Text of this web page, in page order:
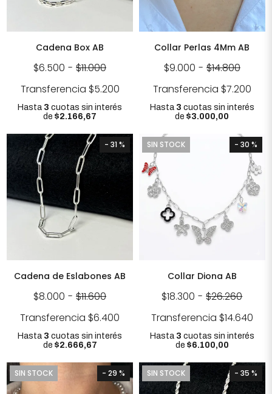
Cadena Box AB
$6.500 - $11.000
Transferencia $5.200
Hasta 3 cuotas sin interés
de$2.166,67
Collar Perlas 4Mm AB
$9.000 - $14.800
Transferencia $7.200
Hasta 3 cuotas sin interés
de$3.000,00
- 31 %
Cadena de Eslabones AB
$8.000 - $11.600
Transferencia $6.400
Hasta 3 cuotas sin interés
de $2.666,67
SIN STOCK - 30 %
Collar Diona AB
$18.300 - $26.260
Transferencia $14.640
Hasta 3 cuotas sin interés
de $6.100,00
SIN STOCK - 29 % SIN STOCK - 35 %